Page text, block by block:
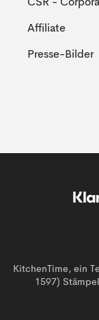
CSR -
Affiliate
Presse-Bilder
KitchenTime, ein
1597)